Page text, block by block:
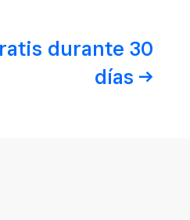
durante 30
días